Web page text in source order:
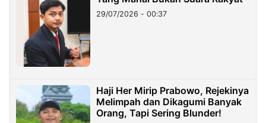
29/07/2026 - 00:37
Haji Her Mirip Prabowo, Rejekinya
Melimpah dan Dikagumi Banyak
Orang, Tapi Sering Blunder!